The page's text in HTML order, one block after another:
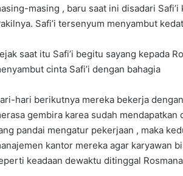
masing , baru saat ini disadari
Safi’i tersenyum menyambut
saat itu Safi’i begitu sayang kepada
cinta Safi’i dengan bahagia
hari berikutnya mereka bekerja
gembira karea sudah mendapatkan
pandai mengatur pekerjaan , maka
kantor mereka agar karyawan
keadaan dewaktu ditinggal